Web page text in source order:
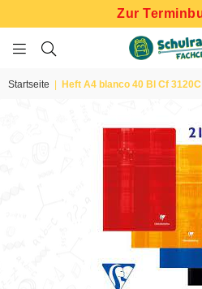
Zur
Startseite Heft A4 blanco 40 Bl Cf